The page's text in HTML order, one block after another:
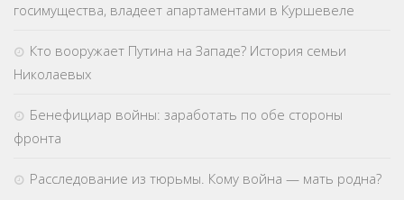
госимущества, владеет апартаментами в Куршевеле
Кто вооружает Путина на Западе? История семьи
Николаевых
Бенефициар войны: заработать по обе стороны
фронта
Расследование из тюрьмы. Кому война — мать родна?